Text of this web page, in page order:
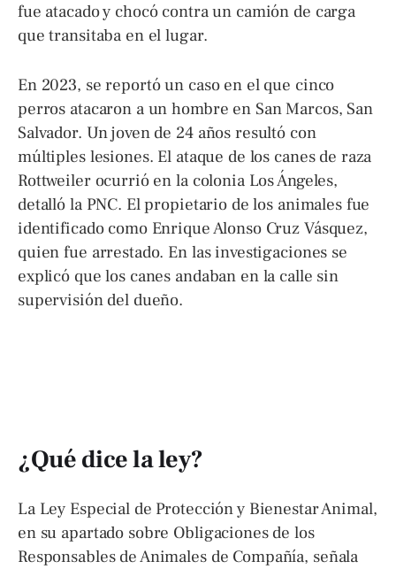
fue atacado y chocó contra un camión de carga
que transitaba en el lugar.
En 2023, se reportó un caso en el que cinco
perros atacaron a un hombre en San Marcos, San
Salvador. Un joven de 24 años resultó con
múltiples lesiones. El ataque de los canes de raza
Rottweiler ocurrió en la colonia Los Ángeles,
detalló la PNC. El propietario de los animales fue
identificado como Enrique Alonso Cruz Vásquez,
quien fue arrestado. En las investigaciones se
explicó que los canes andaban en la calle sin
supervisión del dueño.
¿Qué dice la ley?
La Ley Especial de Protección y Bienestar Animal,
en su apartado sobre Obligaciones de los
Responsables de Animales de Compañía, señala